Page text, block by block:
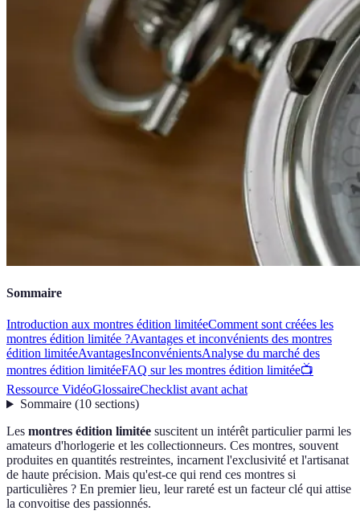
Sommaire
Introduction aux montres édition limitéeComment sont créées les
montres édition limitée ?Avantages et inconvénients des montres
édition limitéeAvantagesInconvénientsAnalyse du marché des
montres édition limitéeFAQ sur les montres édition limitée📺
Ressource VidéoGlossaireChecklist avant achat
Sommaire(10 sections)
Les montres édition limitée suscitent un intérêt particulier parmi les
amateurs d'horlogerie et les collectionneurs. Ces montres, souvent
produites en quantités restreintes, incarnent l'exclusivité et l'artisanat
de haute précision. Mais qu'est-ce qui rend ces montres si
particulières ? En premier lieu, leur rareté est un facteur clé qui attise
la convoitise des passionnés.